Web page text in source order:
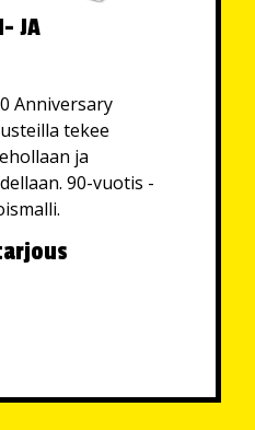
JA
Anniversary
tekee
ja
90-vuotis -